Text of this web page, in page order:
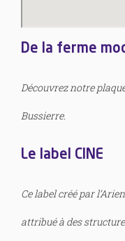
De la ferme
Découvrez notre
Bussierre.
Le label CINE
Ce label créé par
attribué à des